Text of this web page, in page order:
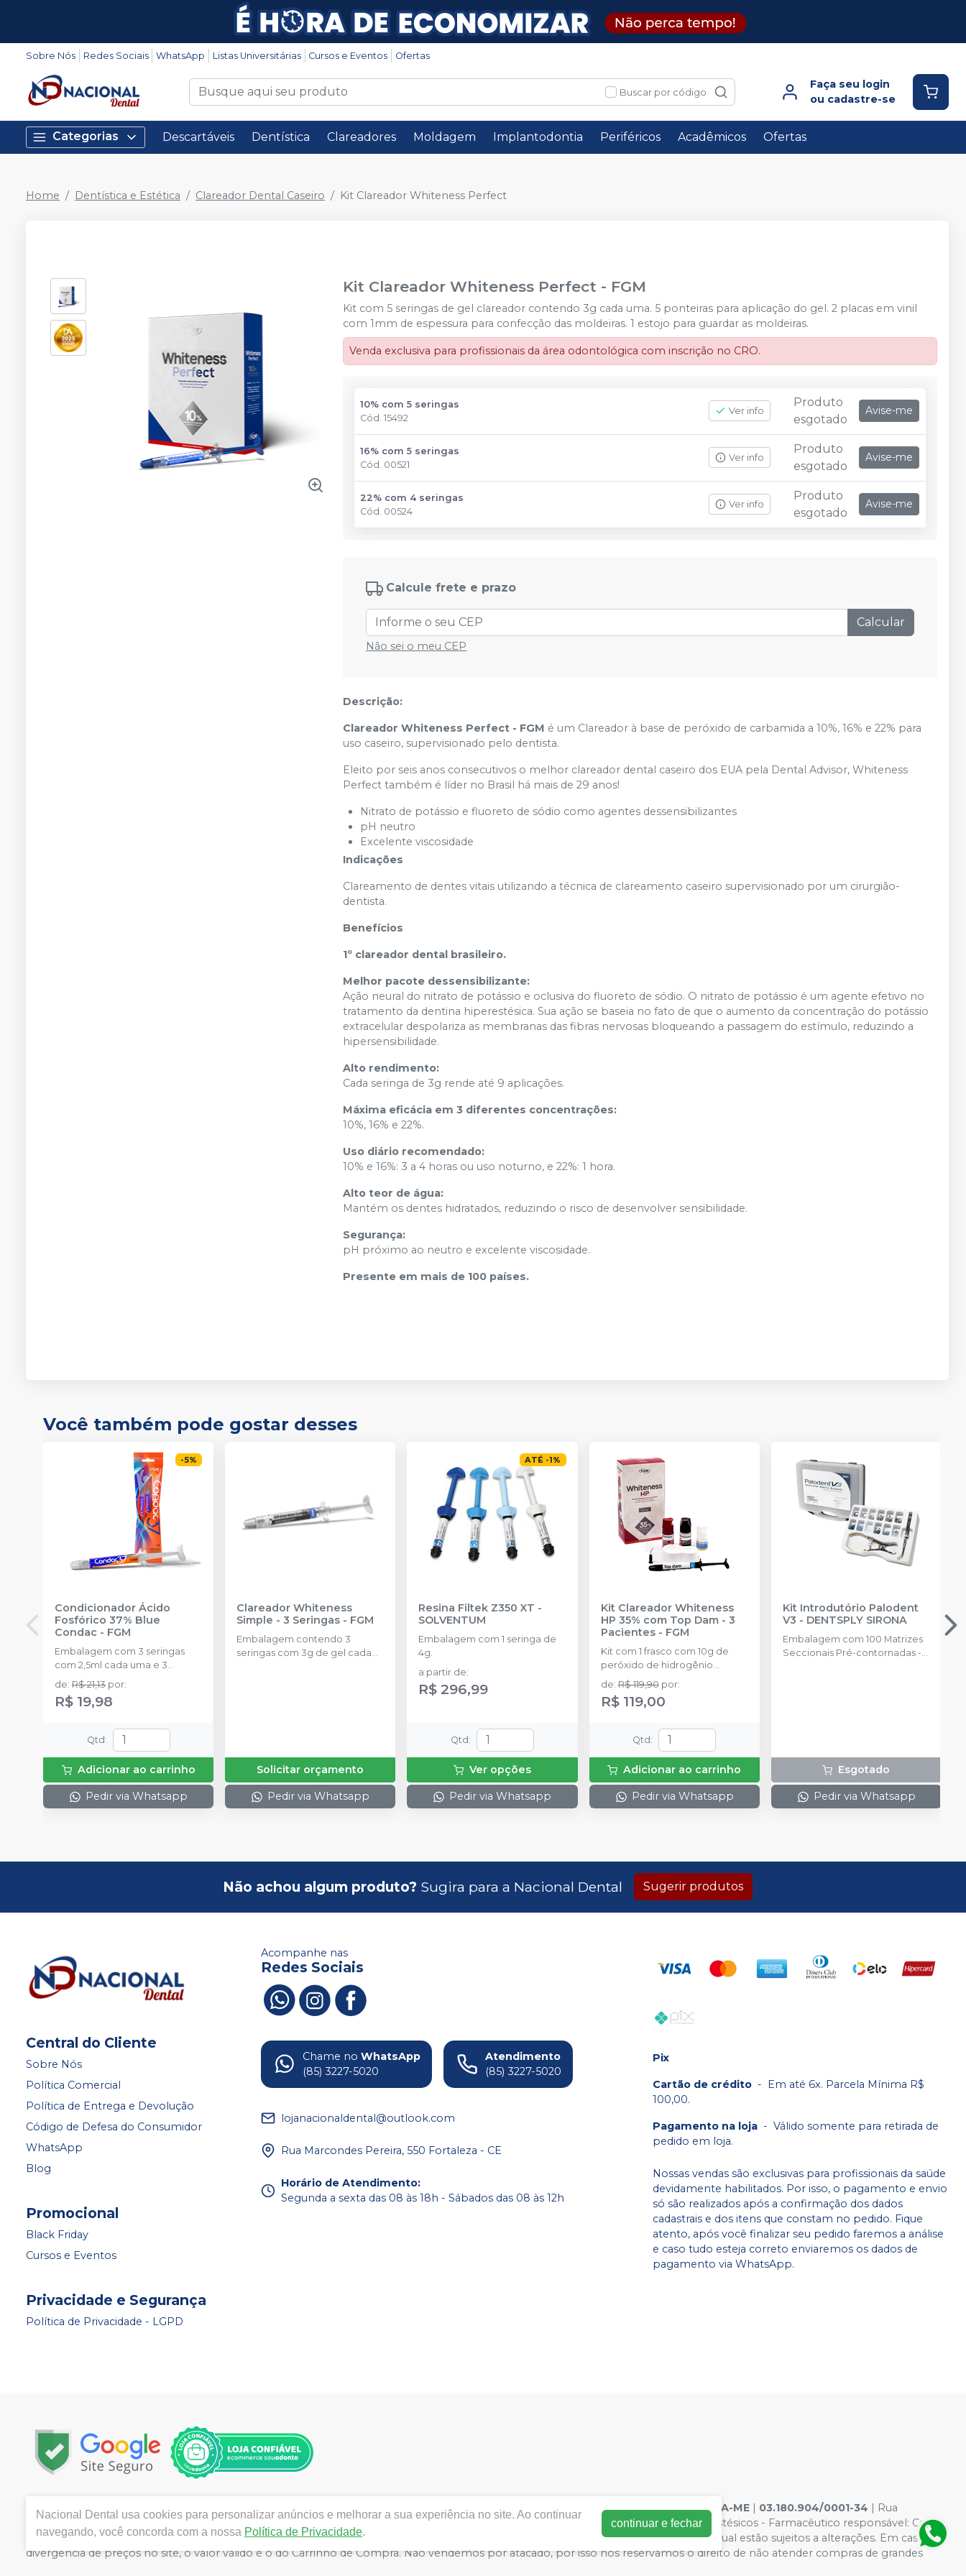
Sobre Nós Redes Sociais WhatsApp Listas Universitárias Cursos e Eventos Ofertas
Buscar por código
Faça seu login
ou cadastre-se
Categorias Descartáveis Dentística Clareadores Moldagem Implantodontia Periféricos Acadêmicos Ofertas
Home Dentística e Estética Clareador Dental Caseiro Kit Clareador Whiteness Perfect
Kit Clareador Whiteness Perfect - FGM
Kit com 5 seringas de gel clareador contendo 3g cada uma. 5 ponteiras para aplicação do gel. 2 placas em vinil
com 1mm de espessura para confecção das moldeiras. 1 estojo para guardar as moldeiras.
Venda exclusiva para profissionais da área odontológica com inscrição no CRO.
10% com 5 seringas
Cód.15492
Ver info
Produto
esgotado
Avise-me
16% com 5 seringas
Cód. 00521
Ver info
Produto
esgotado
Avise-me
22% com 4 seringas
Cód. 00524
Ver info
Produto
esgotado
Avise-me
Calcule frete e prazo
Calcular
Não sei o meu CEP
Descrição:
Clareador Whiteness Perfect - FGM é um Clareador à base de peróxido de carbamida a 10%, 16% e 22% para
uso caseiro, supervisionado pelo dentista.
Eleito por seis anos consecutivos o melhor clareador dental caseiro dos EUA pela Dental Advisor, Whiteness
Perfect também é líder no Brasil há mais de 29 anos!
Nitrato de potássio e fluoreto de sódio como agentes dessensibilizantes
pH neutro
Excelente viscosidade
Indicações
Clareamento de dentes vitais utilizando a técnica de clareamento caseiro supervisionado por um cirurgião-
dentista.
Benefícios
1º clareador dental brasileiro.
Melhor pacote dessensibilizante:
Ação neural do nitrato de potássio e oclusiva do fluoreto de sódio. O nitrato de potássio é um agente efetivo no
tratamento da dentina hiperestésica. Sua ação se baseia no fato de que o aumento da concentração do potássio
extracelular despolariza as membranas das fibras nervosas bloqueando a passagem do estímulo, reduzindo a
hipersensibilidade.
Alto rendimento:
Cada seringa de 3g rende até 9 aplicações.
Máxima eficácia em 3 diferentes concentrações:
10%, 16% e 22%.
Uso diário recomendado:
10% e 16%: 3 a 4 horas ou uso noturno, e 22%: 1 hora.
Alto teor de água:
Mantém os dentes hidratados, reduzindo o risco de desenvolver sensibilidade.
Segurança:
pH próximo ao neutro e excelente viscosidade.
Presente em mais de 100 países.
Você também pode gostar desses
-5%
Condicionador Ácido
Fosfórico 37% Blue
Condac - FGM
Embalagem com 3 seringas
com 2,5ml cada uma e 3
ponteiras para aplicação.
de: R$ 21,13 por:
R$ 19,98
Qtd :
Adicionar ao carrinho
Pedir via Whatsapp
Clareador Whiteness
Simple - 3 Seringas - FGM
Embalagem contendo 3
seringas com 3g de gel cada
Solicitar orçamento
Pedir via Whatsapp
ATÉ -1%
Resina Filtek Z350 XT -
SOLVENTUM
Embalagem com 1 seringa de
4g.
a partir de:
R$ 296,99
Qtd :
Ver opções
Pedir via Whatsapp
Kit Clareador Whiteness
HP 35% com Top Dam - 3
Pacientes- FGM
Kit com 1 frasco com 10g de
peróxido de hidrogênio
concentrado + 1 frasco com 5g
de espessante + 1 frasco com
2g de solução Neutralize
espátula e uma placa para
preparo do gel e 1 Top Dam
com 2g.
de:R$ 119,90 por:
R$ 119,00
Qtd :
Adicionar ao carrinho
Pedir via Whatsapp
Kit Introdutório Palodent
V3 - DENTSPLY SIRONA
Embalagem com 100 Matrizes
Seccionais Pré-contornadas -
Auxiliar. (Pin Tweezer)
Esgotado
Pedir via Whatsapp
Não achou algum produto? Sugira para a Nacional Dental Sugerir produtos
Central do Cliente
Sobre Nós
Política Comercial
Política de Entrega e Devolução
Código de Defesa do Consumidor
WhatsApp
Blog
Promocional
Black Friday
Cursos e Eventos
Privacidade e Segurança
Política de Privacidade - LGPD
Acompanhe nas
Redes Sociais
Chame no WhatsApp
(85) 3227-5020
Atendimento
(85) 3227-5020
lojanacionaldental@outlook.com
Rua Marcondes Pereira, 550 Fortaleza - CE
Horário de Atendimento:
Segunda a sexta das 08 às 18h - Sábados das 08 às 12h
Pix
Cartão de crédito - Em até 6x. Parcela Mínima R$
100,00.
Pagamento na loja - Válido somente para retirada de
pedido em loja.
Nossas vendas são exclusivas para profissionais da saúde
devidamente habilitados. Por isso, o pagamento e envio
só são realizados após a confirmação dos dados
cadastrais e dos itens que constam no pedido. Fique
atento, após você finalizar seu pedido faremos a análise
e caso tudo esteja correto enviaremos os dados de
pagamento via WhatsApp.
Copyright © 2024 | Todos os direitos reservados | www.nacionaldental.com.br | NACIONAL DENTAL COMERCIO E REPARAÇÃO LTDA-ME | 03.180.904/0001-34 | Rua
Marcondes Pereira, Número 550, Fortaleza - Ceará - CEP 60130-060 | Autorizações de Funcionamento ANVISA - Medicamentos: Anestésicos - Farmacêutico responsável: Caio
Victor Moreira CRF/CE nº 11181 | Política de Privacidade e Segurança - Fotos meramente ilustrativas - Os preços e condições da loja virtual estão sujeitos a alterações. Em caso de
divergência de preços no site, o valor válido é o do Carrinho de Compra. Não vendemos por atacado, por isso nos reservamos o direito de não atender compras de grandes
Nacional Dental usa cookies para personalizar anúncios e melhorar a sua experiência no site. Ao continuar
navegando, você concorda com a nossa Política de Privacidade.
continuar e fechar